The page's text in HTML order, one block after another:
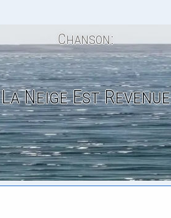
Chanson:
La Neige Est Revenue